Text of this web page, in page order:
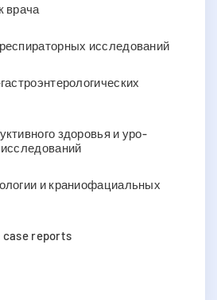
врача
исследований
здоровья и уро-
и краниофациальных
case reports